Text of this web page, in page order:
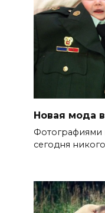
Новая мода
Фотографиями
сегодня